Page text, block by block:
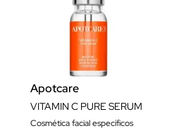
Apotcare
VITAMIN C PURE SERUM
Cosmética facial específicos